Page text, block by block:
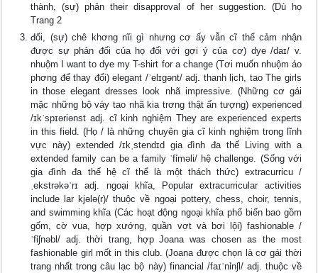
thành, (sự) phản their disapproval of her suggestion. (Dù họ
Trang 2
đối, (sự) chê khơng nĩi gì nhưng cơ ấy vẫn cĩ thể cảm nhận
được sự phản đối của họ đối với gợi ý của cơ) dye /daɪ/ v.
nhuộm I want to dye my T-shirt for a change (Tơi muốn nhuộm áo
phơng để thay đổi) elegant /ˈelɪɡənt/ adj. thanh lịch, tao The girls
in those elegant dresses look nhã impressive. (Những cơ gái
mặc những bộ váy tao nhã kia trơng thật ấn tượng) experienced
/ɪkˈspɪəriənst adj. cĩ kinh nghiệm They are experienced experts
in this field. (Họ / là những chuyên gia cĩ kinh nghiệm trong lĩnh
vực này) extended /ɪkˌstendɪd gia đình đa thế Living with a
extended family can be a family ˈfỉməli/ hệ challenge. (Sống với
gia đình đa thế hệ cĩ thể là một thách thức) extracurricu /
ˌekstrəkəˈrɪ adj. ngoại khĩa, Popular extracurricular activities
include lar kjələ(r)/ thuộc về ngoại pottery, chess, choir, tennis,
and swimming khĩa (Các hoạt động ngoại khĩa phổ biến bao gồm
gốm, cờ vua, hợp xướng, quần vợt và bơi lội) fashionable /
ˈfỉʃnəbl/ adj. thời trang, hợp Joana was chosen as the most
fashionable girl mốt in this club. (Joana được chọn là cơ gái thời
trang nhất trong câu lạc bộ này) financial /faɪˈnỉnʃl/ adj. thuộc về